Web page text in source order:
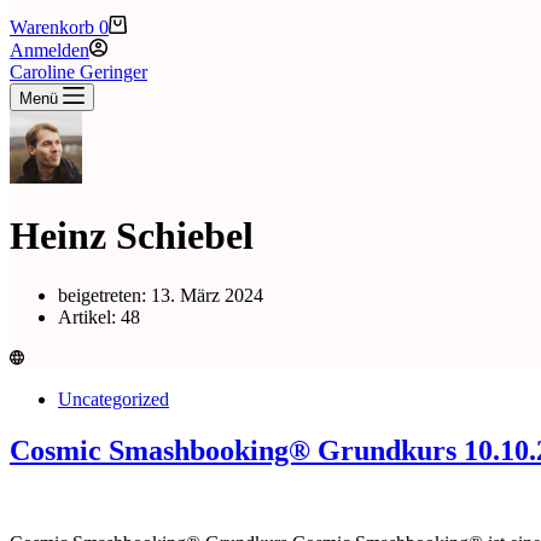
Warenkorb 0
Anmelden
Caroline Geringer
Menü
Heinz Schiebel
beigetreten: 13. März 2024
Artikel: 48
Uncategorized
Cosmic Smashbooking® Grundkurs